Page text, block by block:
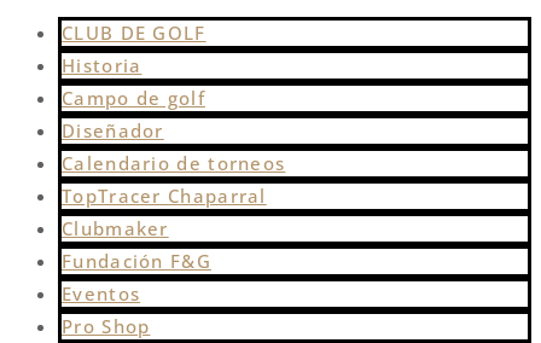
CLUB DE GOLF
Historia
Campo de golf
Diseñador
Calendario de torneos
TopTracer Chaparral
Clubmaker
Fundación F&G
Eventos
Pro Shop